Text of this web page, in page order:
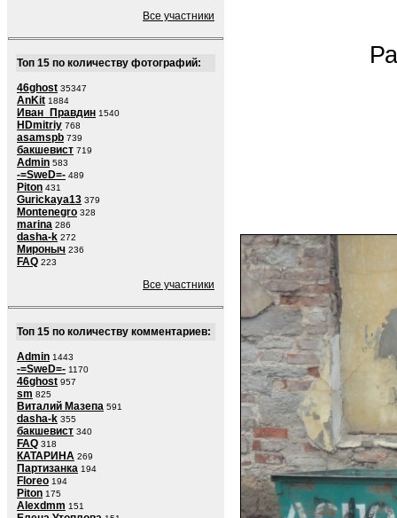
Все участники
Топ 15 по количеству фотографий:
46ghost 35347
AnKit 1884
Иван_Правдин 1540
HDmitriy 768
asamspb 739
бакшевист 719
Admin 583
-=SweD=- 489
Piton 431
Gurickaya13 379
Montenegro 328
marina 286
dasha-k 272
Мироныч 236
FAQ 223
Все участники
Топ 15 по количеству комментариев:
Admin 1443
-=SweD=- 1170
46ghost 957
sm 825
Виталий Мазепа 591
dasha-k 355
бакшевист 340
FAQ 318
КАТАРИНА 269
Партизанка 194
Floreo 194
Piton 175
Alexdmm 151